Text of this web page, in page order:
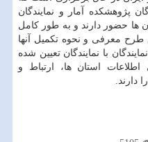
پژوهشكده آمار و نمایندگان
ها حضور دارند و به طور كامل
طرح معرفی و نحوه تكمیل آنها
با نمایندگان تعیین شده
استان ها، ارتباط و